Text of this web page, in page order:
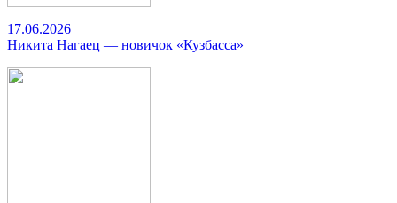
17.06.2026
Никита Нагаец — новичок «Кузбасса»